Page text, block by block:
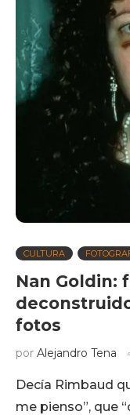
CULTURA
Nan Goldin:
fotos
por Alejandro Tena
Decía Rimbaud
me pienso”, que